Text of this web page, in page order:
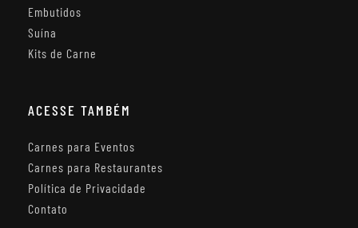
Embutidos
Suína
Kits de Carne
ACESSE TAMBÉM
Carnes para Eventos
Carnes para Restaurantes
Política de Privacidade
Contato